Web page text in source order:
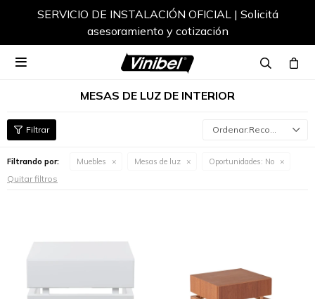
SERVICIO DE INSTALACIÓN OFICIAL | Solicitá
asesoramiento y cotización

MESAS DE LUZ DE INTERIOR
Recomendados
Filtrando por: Muebles Mesas de luz Oportunidades: No
Quitar filtros